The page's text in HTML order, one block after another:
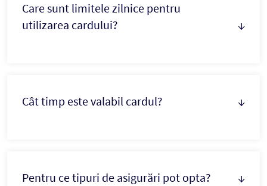
Care sunt limitele zilnice pentru
utilizarea cardului?
↓
Cât timp este valabil cardul? ↓
Pentru ce tipuri de asigurări pot opta? ↓